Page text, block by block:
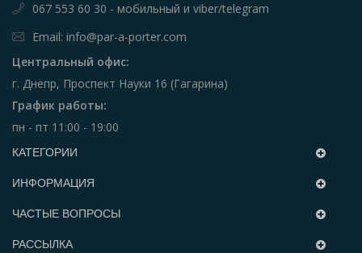
067 553 60 30 - мобильный и viber/telegram
Email: info@par-a-porter.com
Центральный офис:
г. Днепр, Проспект Науки 16 (Гагарина)
График работы:
пн - пт 11:00 - 19:00
КАТЕГОРИИ
ИНФОРМАЦИЯ
ЧАСТЫЕ ВОПРОСЫ
РАССЫЛКА